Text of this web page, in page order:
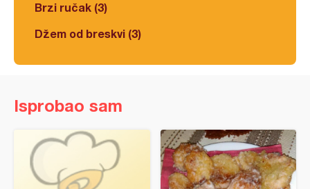
Brzi ručak (3)
Džem od breskvi (3)
Isprobao sam